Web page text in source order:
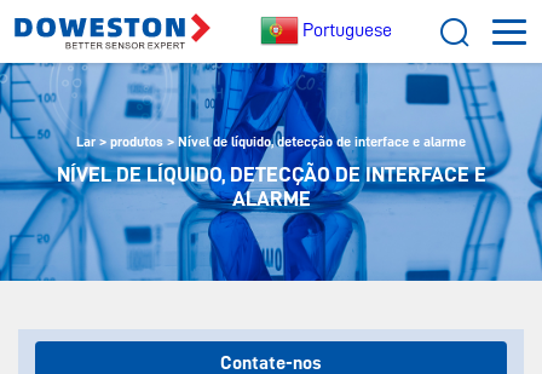
Portuguese
Lar > produtos > Nível de líquido, detecção de interface e alarme
NÍVEL DE LÍQUIDO, DETECÇÃO DE INTERFACE E
ALARME
Contate-nos